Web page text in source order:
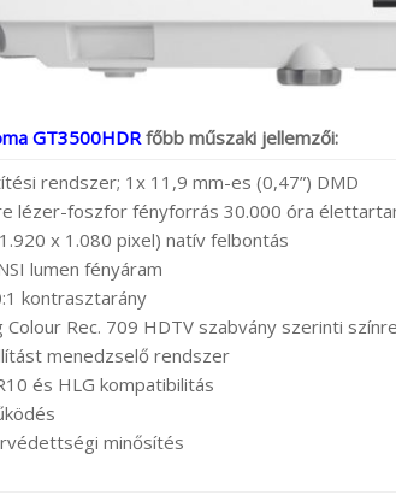
GT3500HDRfőbb műszaki jellemzői:
rendszer; 1x 11,9 mm-es (0,47”) DMD
lézer-foszfor fényforrás 30.000 óra
x 1.080 pixel) natív felbontás
lumen fényáram
kontrasztarány
Colour Rec. 709 HDTV szabvány szerinti
menedzselő rendszer
és HLG kompatibilitás
minősítés